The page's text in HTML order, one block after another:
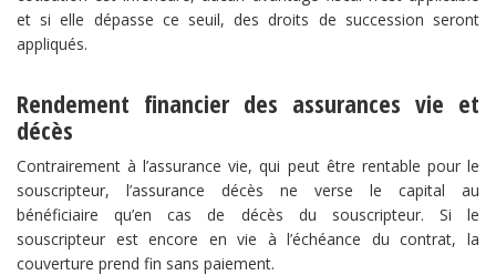
et si elle dépasse ce seuil, des droits de succession seront
appliqués.
Rendement financier des assurances vie et
décès
Contrairement à l’assurance vie, qui peut être rentable pour le
souscripteur, l’assurance décès ne verse le capital au
bénéficiaire qu’en cas de décès du souscripteur. Si le
souscripteur est encore en vie à l’échéance du contrat, la
couverture prend fin sans paiement.